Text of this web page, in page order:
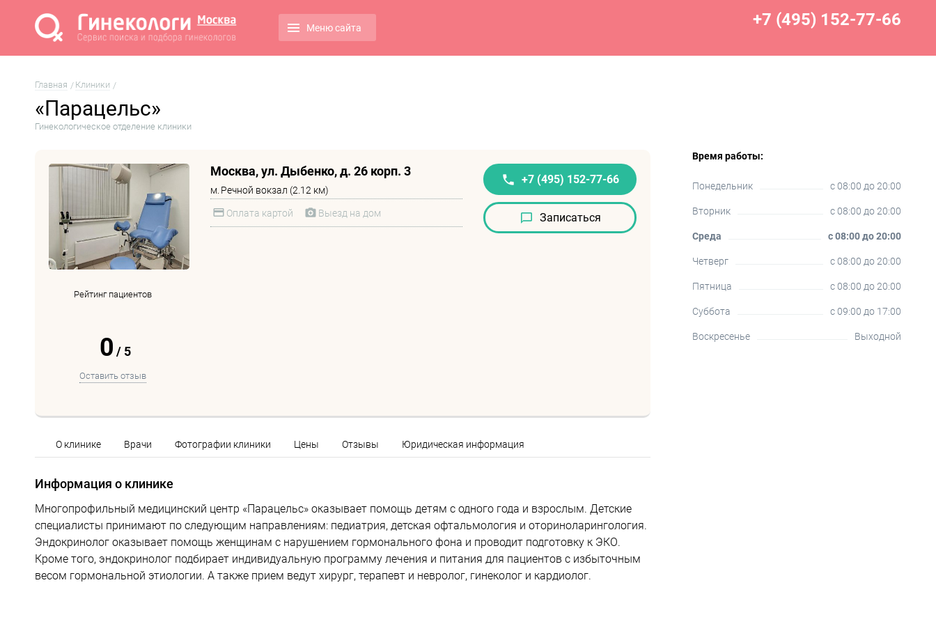
+7 (495) 152-77-66
Меню сайта
Главная Клиники
«Парацельс»
Гинекологическое отделение клиники
Рейтинг пациентов
0 / 5
Оставить отзыв
Москва, ул. Дыбенко, д. 26 корп. 3
м. Речной вокзал (2.12 км)
Оплата картой Выезд на дом
+7 (495) 152-77-66
Записаться
О клинике Врачи Фотографии клиники Цены Отзывы Юридическая информация
Информация о клинике
Многопрофильный медицинский центр «Парацельс» оказывает помощь детям с одного года и взрослым. Детские
специалисты принимают по следующим направлениям: педиатрия, детская офтальмология и оториноларингология.
Эндокринолог оказывает помощь женщинам с нарушением гормонального фона и проводит подготовку к ЭКО.
Кроме того, эндокринолог подбирает индивидуальную программу лечения и питания для пациентов с избыточным
весом гормональной этиологии. А также прием ведут хирург, терапевт и невролог, гинеколог и кардиолог.
Время работы:
Понедельник c 08:00 до 20:00
Вторник c 08:00 до 20:00
Среда c 08:00 до 20:00
Четверг c 08:00 до 20:00
Пятница c 08:00 до 20:00
Суббота c 09:00 до 17:00
Воскресенье Выходной